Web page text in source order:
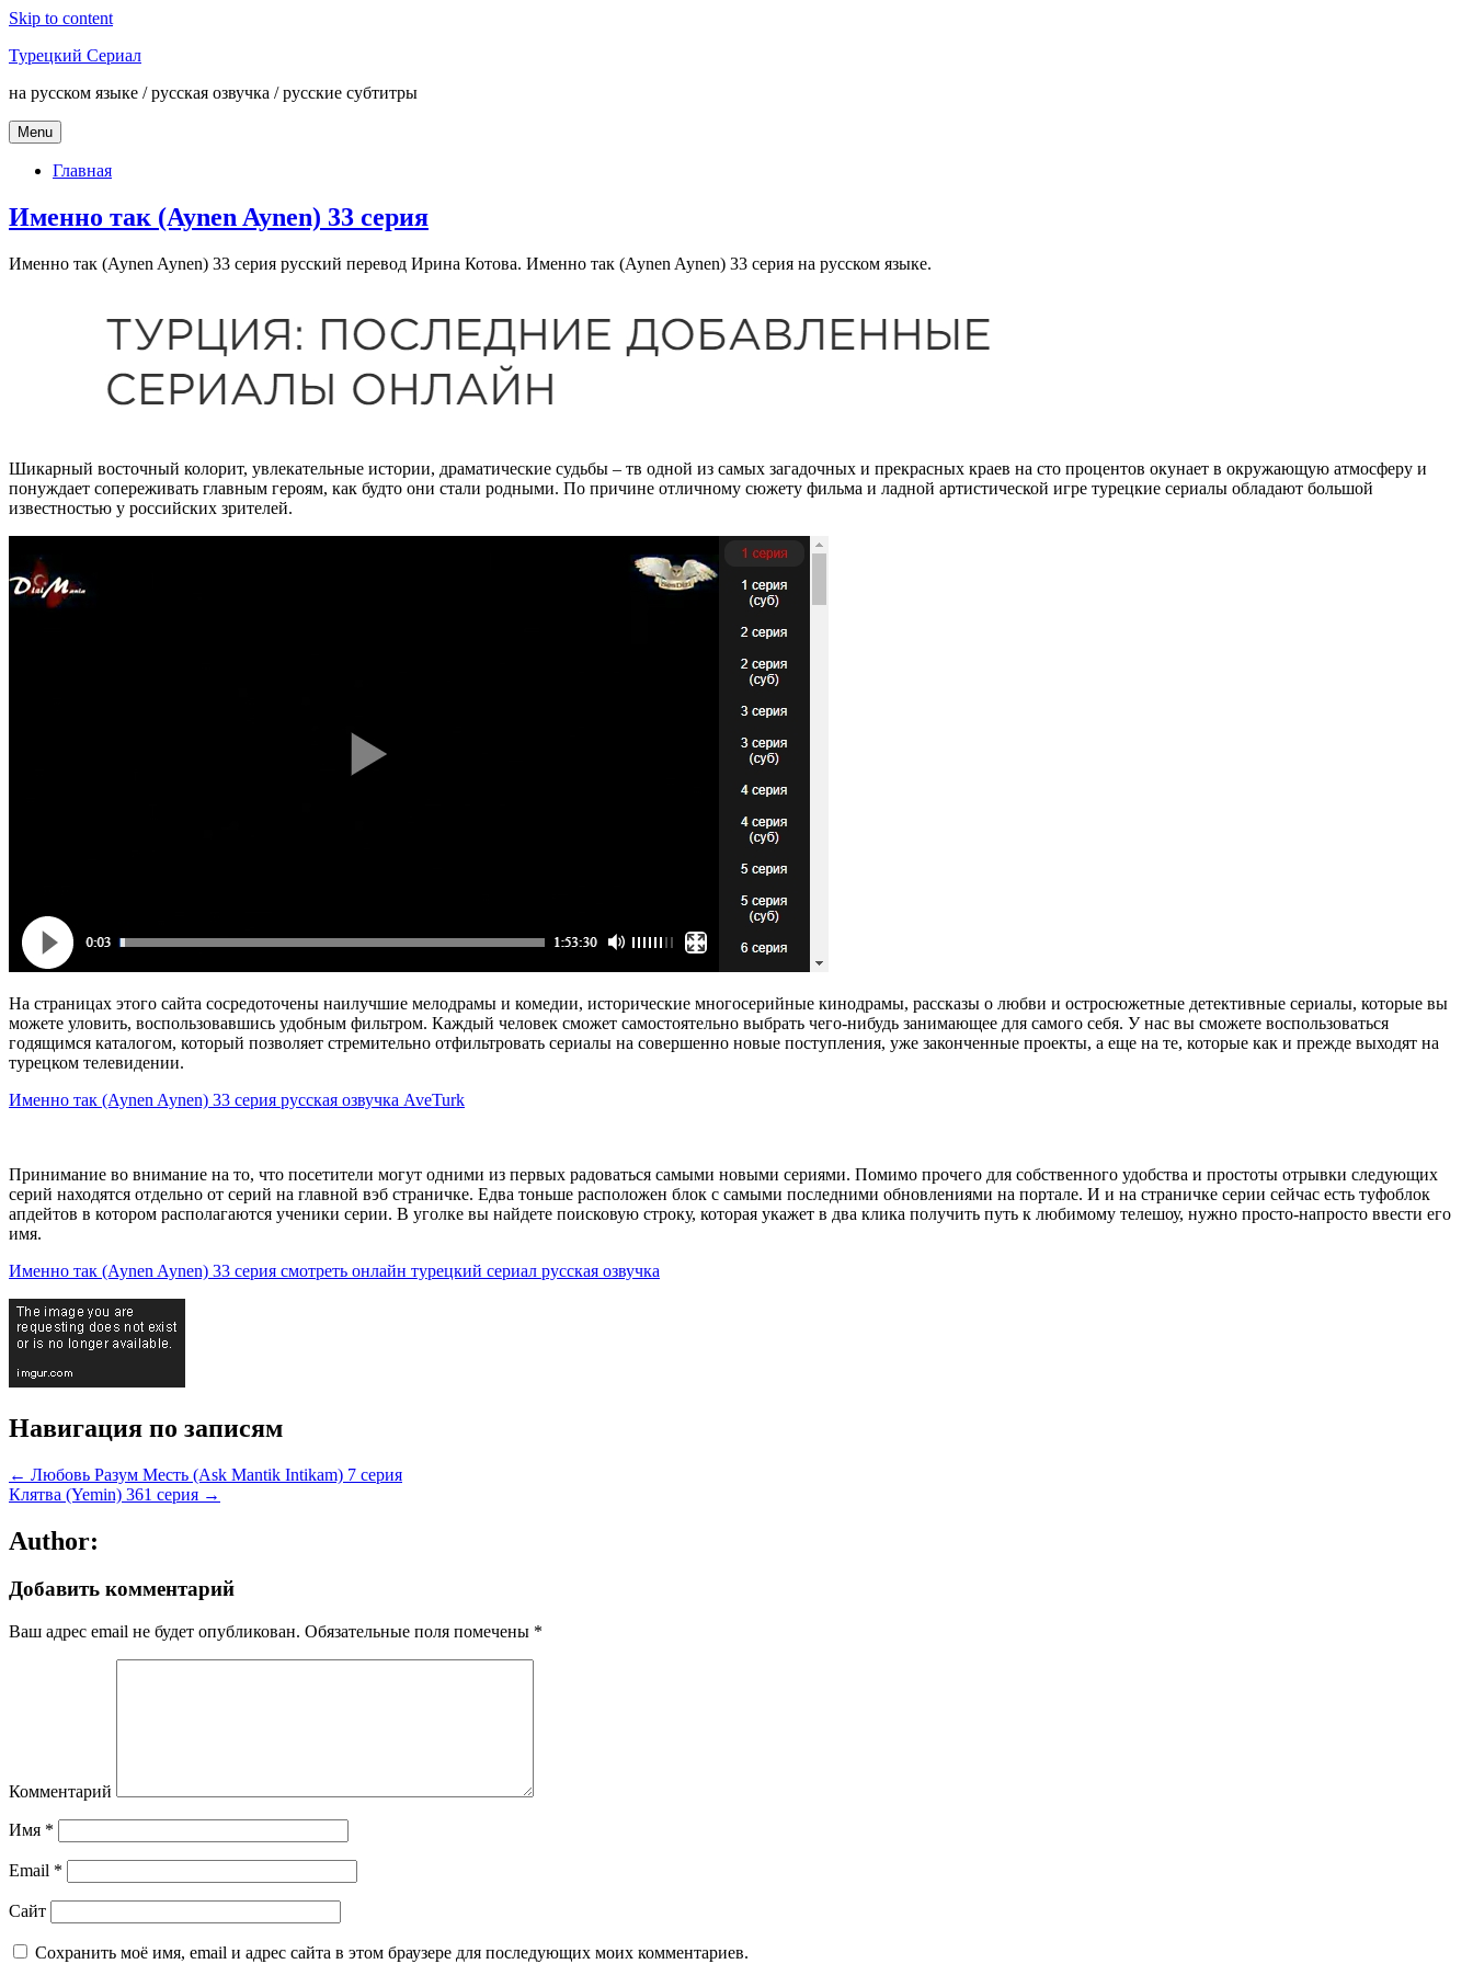
Skip to content
Турецкий Сериал
на русском языке / русская озвучка / русские субтитры
Menu
Главная
Именно так (Aynen Aynen) 33 серия
Именно так (Aynen Aynen) 33 серия русский перевод Ирина Котова. Именно так (Aynen Aynen) 33 серия на русском языке.
Шикарный восточный колорит, увлекательные истории, драматические судьбы – тв одной из самых загадочных и прекрасных краев на сто процентов окунает в окружающую атмосферу и
понуждает сопереживать главным героям, как будто они стали родными. По причине отличному сюжету фильма и ладной артистической игре турецкие сериалы обладают большой
известностью у российских зрителей.
На страницах этого сайта сосредоточены наилучшие мелодрамы и комедии, исторические многосерийные кинодрамы, рассказы о любви и остросюжетные детективные сериалы, которые вы
можете уловить, воспользовавшись удобным фильтром. Каждый человек сможет самостоятельно выбрать чего-нибудь занимающее для самого себя. У нас вы сможете воспользоваться
годящимся каталогом, который позволяет стремительно отфильтровать сериалы на совершенно новые поступления, уже законченные проекты, а еще на те, которые как и прежде выходят на
турецком телевидении.
Именно так (Aynen Aynen) 33 серия русская озвучка AveTurk
Принимание во внимание на то, что посетители могут одними из первых радоваться самыми новыми сериями. Помимо прочего для собственного удобства и простоты отрывки следующих
серий находятся отдельно от серий на главной вэб страничке. Едва тоньше расположен блок с самыми последними обновлениями на портале. И и на страничке серии сейчас есть туфоблок
апдейтов в котором располагаются ученики серии. В уголке вы найдете поисковую строку, которая укажет в два клика получить путь к любимому телешоу, нужно просто-напросто ввести его
имя.
Именно так (Aynen Aynen) 33 серия смотреть онлайн турецкий сериал русская озвучка
Навигация по записям
← Любовь Разум Месть (Ask Mantik Intikam) 7 серия
Клятва (Yemin) 361 серия →
Author:
Добавить комментарий
Ваш адрес email не будет опубликован. Обязательные поля помечены *
Комментарий
Имя *
Email *
Сайт
Сохранить моё имя, email и адрес сайта в этом браузере для последующих моих комментариев.